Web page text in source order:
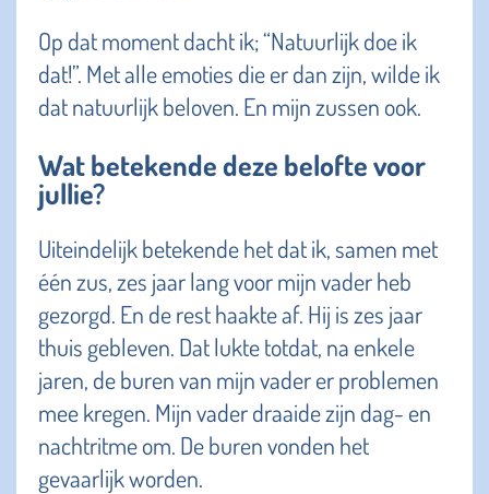
Op dat moment dacht ik; “Natuurlijk doe ik
dat!”. Met alle emoties die er dan zijn, wilde ik
dat natuurlijk beloven. En mijn zussen ook.
Wat betekende deze belofte voor
jullie?
Uiteindelijk betekende het dat ik, samen met
één zus, zes jaar lang voor mijn vader heb
gezorgd. En de rest haakte af. Hij is zes jaar
thuis gebleven. Dat lukte totdat, na enkele
jaren, de buren van mijn vader er problemen
mee kregen. Mijn vader draaide zijn dag- en
nachtritme om. De buren vonden het
gevaarlijk worden.